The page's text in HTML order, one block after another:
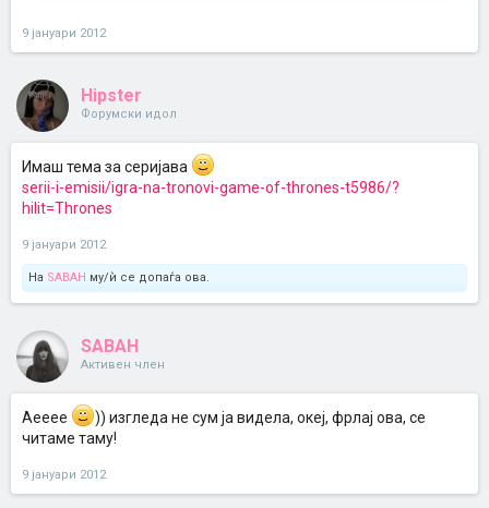
9 јануари 2012
Hipster
Форумски идол
Имаш тема за серијава
serii-i-emisii/igra-na-tronovi-game-of-thrones-t5986/?
hilit=Thrones
9 јануари 2012
На SABAH му/ѝ се допаѓа ова.
SABAH
Активен член
Аееее
)) изгледа не сум ја видела, океј, фрлај ова, се
читаме таму!
9 јануари 2012